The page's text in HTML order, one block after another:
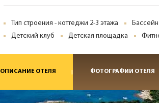
Тип строения - коттеджи 2-3 этажа
Детский клуб
Детская площадка
ОПИСАНИЕ ОТЕЛЯ ФОТОГРАФИИ ОТЕЛЯ